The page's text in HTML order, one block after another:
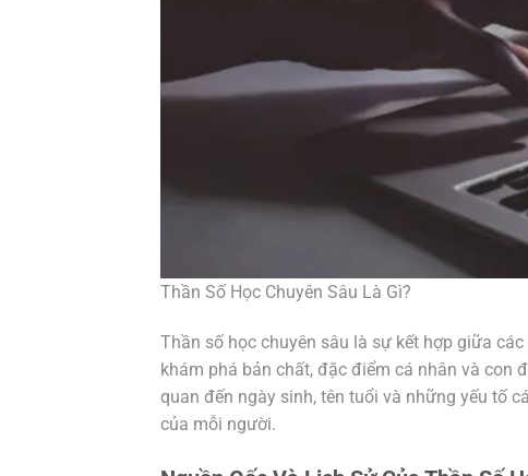
Thần Số Học Chuyên Sâu Là Gì?
Thần số học chuyên sâu là sự kết hợp giữa
khám phá bản chất, đặc điểm cá nhân và con
quan đến ngày sinh, tên tuổi và những yếu tố
của mỗi người.